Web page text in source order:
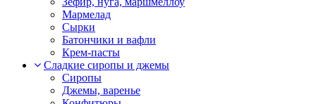
Мармелад
Сырки
Батончики и вафли
Крем-пасты
Сладкие сиропы и джемы
Сиропы
Джемы, варенье